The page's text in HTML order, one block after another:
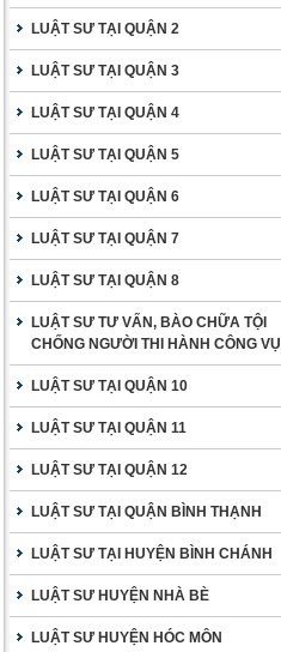
LUẬT SƯ TẠI QUẬN 2
LUẬT SƯ TẠI QUẬN 3
LUẬT SƯ TẠI QUẬN 4
LUẬT SƯ TẠI QUẬN 5
LUẬT SƯ TẠI QUẬN 6
LUẬT SƯ TẠI QUẬN 7
LUẬT SƯ TẠI QUẬN 8
LUẬT SƯ TƯ VẤN, BÀO CHỮA TỘI
CHỐNG NGƯỜI THI HÀNH CÔNG VỤ
LUẬT SƯ TẠI QUẬN 10
LUẬT SƯ TẠI QUẬN 11
LUẬT SƯ TẠI QUẬN 12
LUẬT SƯ TẠI QUẬN BÌNH THẠNH
LUẬT SƯ TẠI HUYỆN BÌNH CHÁNH
LUẬT SƯ HUYỆN NHÀ BÈ
LUẬT SƯ HUYỆN HÓC MÔN